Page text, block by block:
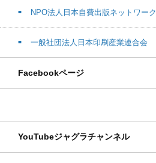
NPO法人日本自費出版ネットワーク
一般社団法人日本印刷産業連合会
Facebookページ
YouTubeジャグラチャンネル